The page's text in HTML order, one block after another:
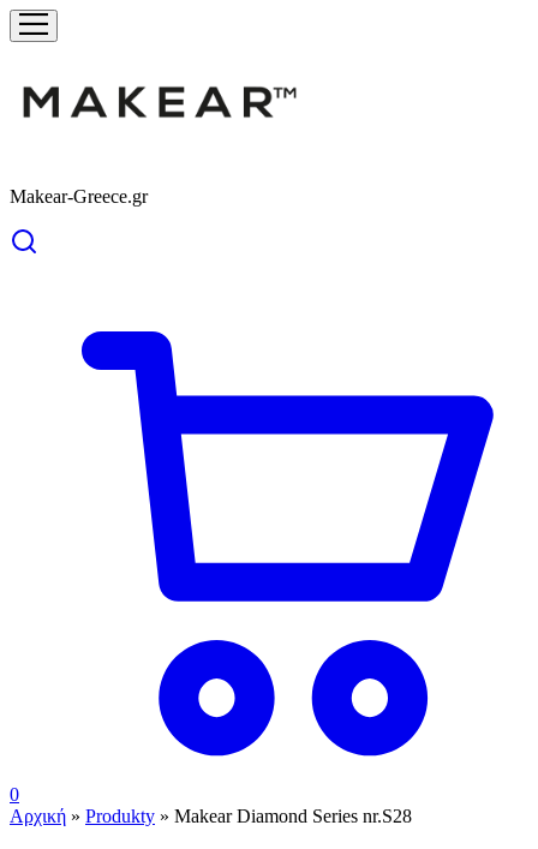
Makear-Greece.gr
0
Αρχική » Produkty » Makear Diamond Series nr.S28